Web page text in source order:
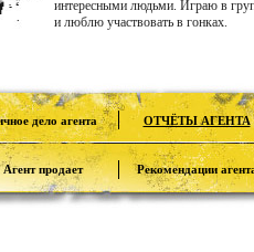
интересными людьми. Играю в
и люблю участвовать в гонках.
дело агента ОТЧЁТЫ АГЕНТА
Агент продает Рекомендации